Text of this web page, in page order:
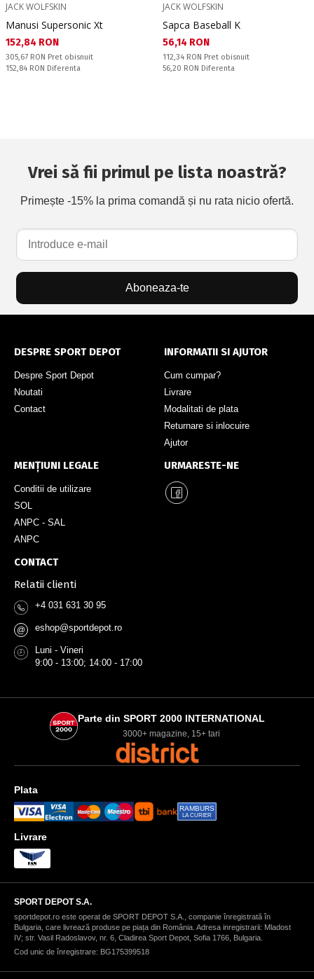
JACK WOLFSKIN
Manusi Supersonic Xt
Текуща цена:
152,84 RON
Pret obisnuit:
305,67 RON Pret obisnuit
Спестявате:
152,84 RON Diferenta
JACK WOLFSKIN
Sapca Baseball K
Текуща цена:
56,14 RON
Pret obisnuit:
112,34 RON Pret obisnuit
Спестявате:
56,20 RON Diferenta
Vrei să fii primul pe lista noastră?
Primește -15% la prima comandă și nu rata nicio ofertă.
Aboneaza-te
DESPRE SPORT DEPOT
Despre Sport Depot
Noutati
Contact
INFORMATII SI AJUTOR
Cum cumpar?
Livrare
Modalitati de plata
Returnare si inlocuire
Ajutor
MENȚIUNI LEGALE
Conditii de utilizare
SOL
ANPC - SAL
ANPC
URMARESTE-NE
CONTACT
Relatii clienti
+4 031 631 30 95
@ eshop@sportdepot.ro
Luni - Vineri
9:00 - 13:00; 14:00 - 17:00
Parte din SPORT 2000 INTERNATIONAL
3000+ magazine, 15+ tari
Plata
RAMBURS
LA CURIER
Livrare
SPORT DEPOT S.A.
sportdepot.ro este operat de SPORT DEPOT S.A., companie înregistrată în
Bulgaria, care livrează produse pe piața din România. Adresa inregistrarii: Mladost
IV; str. Vasil Radoslavov, nr. 6, Cladirea Sport Depot, Sofia 1766, Bulgaria.
Cod unic de înregistrare: BG175399518